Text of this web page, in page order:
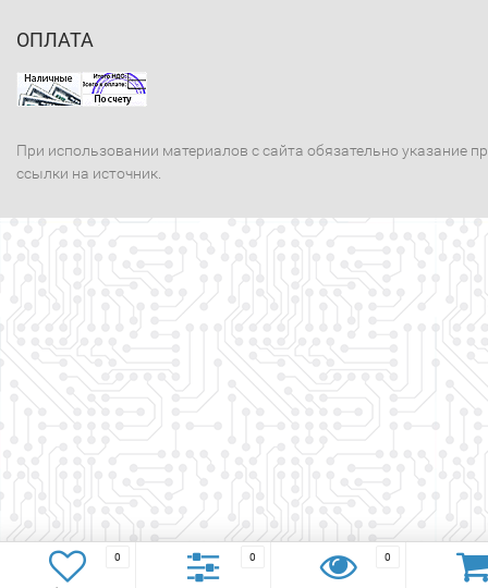
ОПЛАТА
При использовании материалов с сайта обязательно указание
ссылки на источник.
0 0 0